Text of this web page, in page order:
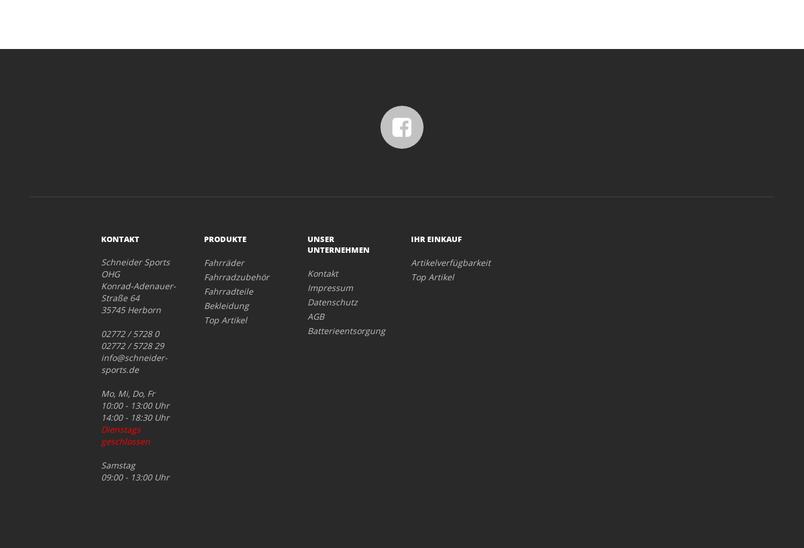
KONTAKT
Schneider Sports
OHG
Konrad-Adenauer-
Straße 64
35745 Herborn
02772 / 5728 0
02772 / 5728 29
info@schneider-
sports.de
Mo, Mi, Do, Fr
10:00 - 13:00 Uhr
14:00 - 18:30 Uhr
Dienstags
geschlossen
Samstag
09:00 - 13:00 Uhr
PRODUKTE
Fahrräder
Fahrradzubehör
Fahrradteile
Bekleidung
Top Artikel
UNSER
UNTERNEHMEN
Kontakt
Impressum
Datenschutz
AGB
Batterieentsorgung
IHR EINKAUF
Artikelverfügbarkeit
Top Artikel